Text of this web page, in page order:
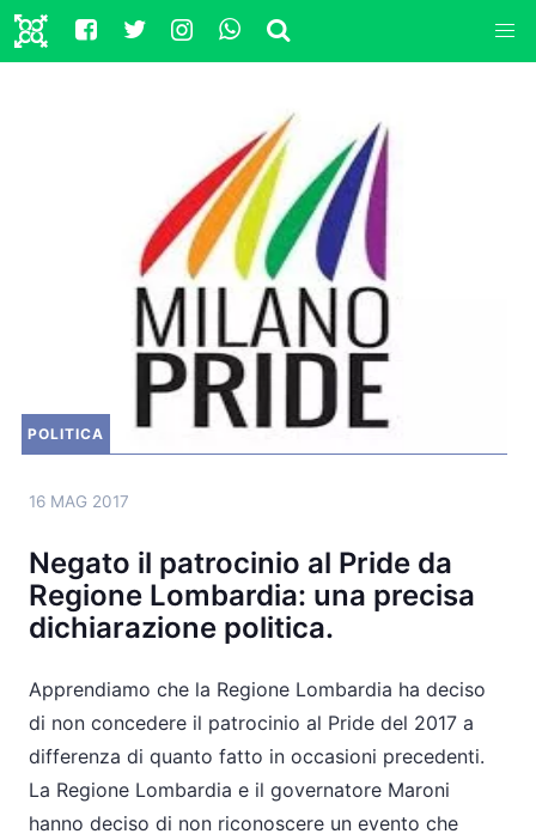
POLITICA
16 MAG 2017
Negato il patrocinio al Pride da
Regione Lombardia: una precisa
dichiarazione politica.
Apprendiamo che la Regione Lombardia ha deciso
di non concedere il patrocinio al Pride del 2017 a
differenza di quanto fatto in occasioni precedenti.
La Regione Lombardia e il governatore Maroni
hanno deciso di non riconoscere un evento che